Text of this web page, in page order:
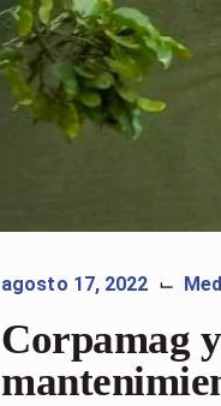
agosto 17, 2022 ⌙
Corpamag